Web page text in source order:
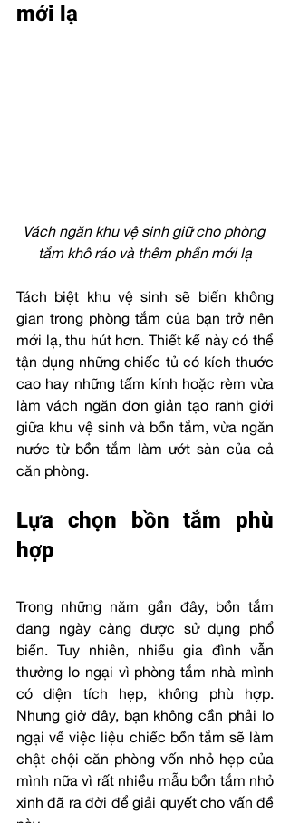
mới lạ
Vách ngăn khu vệ sinh giữ cho phòng
tắm khô ráo và thêm phần mới lạ
Tách biệt khu vệ sinh sẽ biến không
gian trong phòng tắm của bạn trở nên
mới lạ, thu hút hơn. Thiết kế này có thể
tận dụng những chiếc tủ có kích thước
cao hay những tấm kính hoặc rèm vừa
làm vách ngăn đơn giản tạo ranh giới
giữa khu vệ sinh và bồn tắm, vừa ngăn
nước từ bồn tắm làm ướt sàn của cả
căn phòng.
Lựa chọn bồn tắm phù
hợp
Trong những năm gần đây, bồn tắm
đang ngày càng được sử dụng phổ
biến. Tuy nhiên, nhiều gia đình vẫn
thường lo ngại vì phòng tắm nhà mình
có diện tích hẹp, không phù hợp.
Nhưng giờ đây, bạn không cần phải lo
ngại về việc liệu chiếc bồn tắm sẽ làm
chật chội căn phòng vốn nhỏ hẹp của
mình nữa vì rất nhiều mẫu bồn tắm nhỏ
xinh đã ra đời để giải quyết cho vấn đề